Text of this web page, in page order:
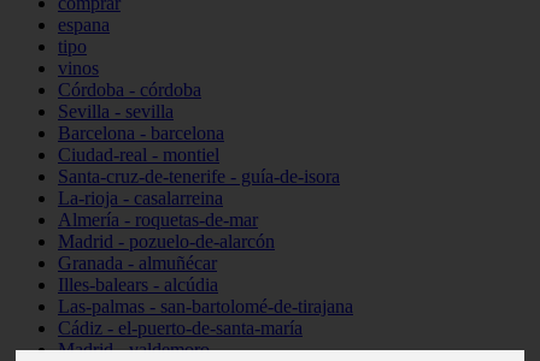
espana
tipo
vinos
Córdoba - córdoba
Sevilla - sevilla
Barcelona - barcelona
Ciudad-real - montiel
Santa-cruz-de-tenerife - guía-de-isora
La-rioja - casalarreina
Almería - roquetas-de-mar
Madrid - pozuelo-de-alarcón
Granada - almuñécar
Illes-balears - alcúdia
Las-palmas - san-bartolomé-de-tirajana
Cádiz - el-puerto-de-santa-maría
Madrid - valdemoro